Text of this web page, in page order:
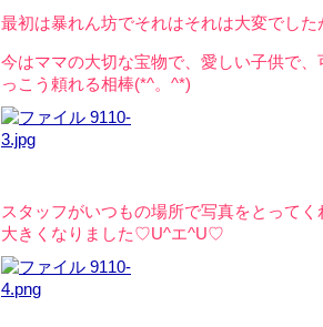
最初は暴れん坊でそれはそれは大変でした
今はママの大切な宝物で、愛しい子供で
っこう頼れる相棒(*^。^*)
スタッフがいつもの場所で写真をとってく
大きくなりました♡U^エ^U♡